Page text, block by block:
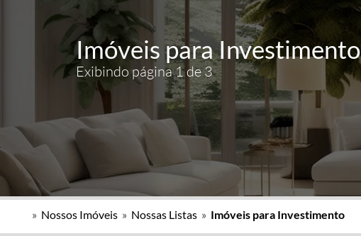
Imóveis para Investimento
Exibindo página 1 de 3
» Nossos Imóveis » Nossas Listas » Imóveis para Investimento